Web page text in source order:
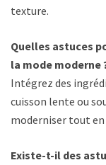
texture.
Quelles astuces
la mode moderne
Intégrez des
cuisson lente ou
moderniser tout
Existe-t-il des